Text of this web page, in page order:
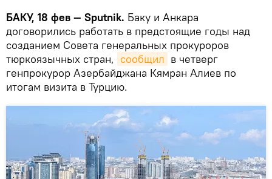
БАКУ, 18 фев — Sputnik. Баку и Анкара
договорились работать в предстоящие годы над
созданием Совета генеральных прокуроров
тюркоязычных стран, сообщил в четверг
генпрокурор Азербайджана Кямран Алиев по
итогам визита в Турцию.